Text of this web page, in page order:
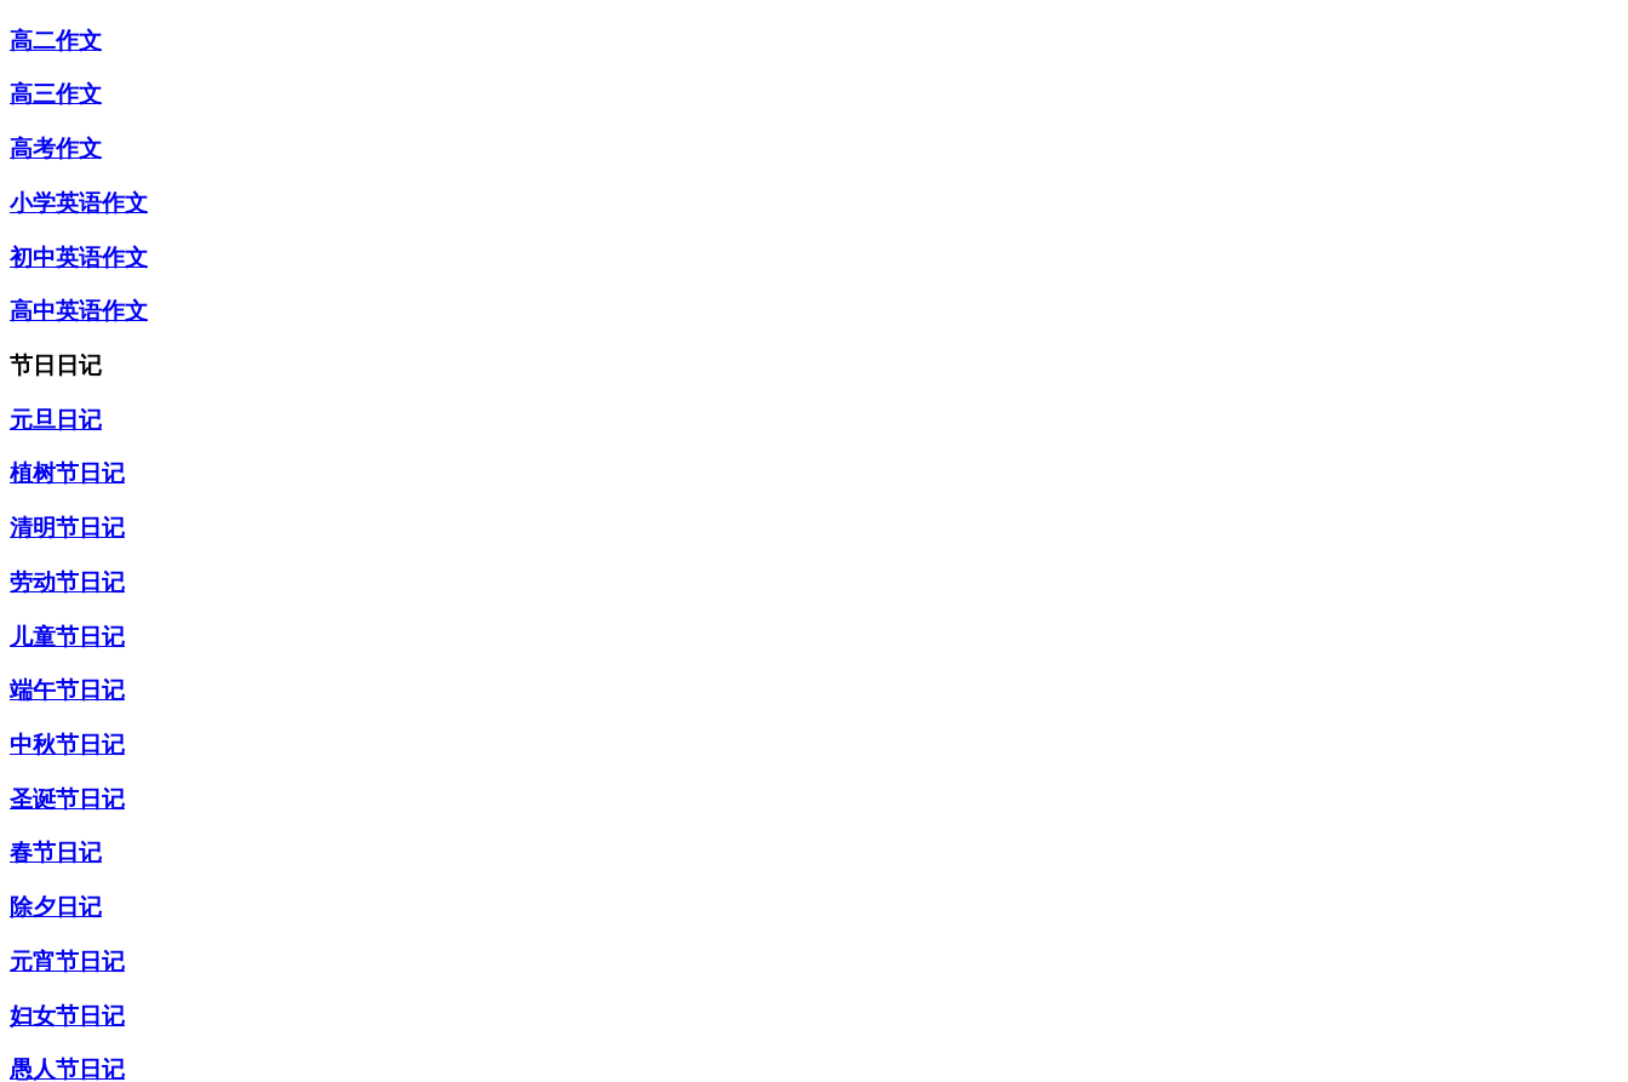
高二作文
高三作文
高考作文
小学英语作文
初中英语作文
高中英语作文
节日日记
元旦日记
植树节日记
清明节日记
劳动节日记
儿童节日记
端午节日记
中秋节日记
圣诞节日记
春节日记
除夕日记
元宵节日记
妇女节日记
愚人节日记